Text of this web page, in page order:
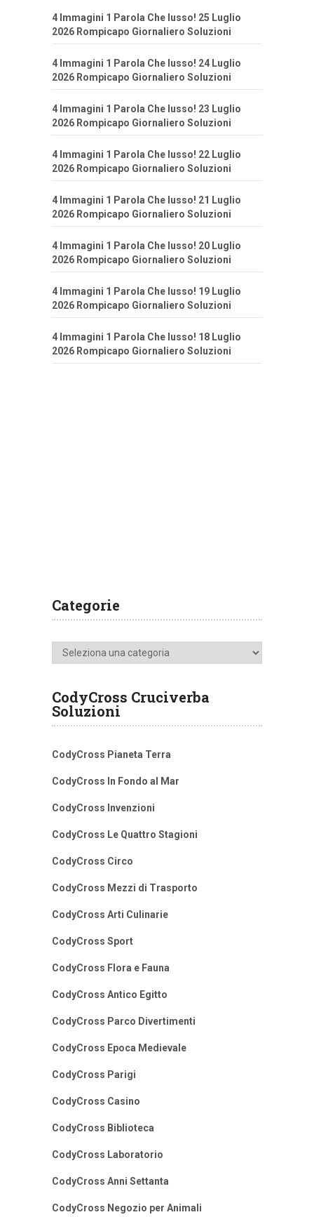
4 Immagini 1 Parola Che lusso! 25 Luglio
2026 Rompicapo Giornaliero Soluzioni
4 Immagini 1 Parola Che lusso! 24 Luglio
2026 Rompicapo Giornaliero Soluzioni
4 Immagini 1 Parola Che lusso! 23 Luglio
2026 Rompicapo Giornaliero Soluzioni
4 Immagini 1 Parola Che lusso! 22 Luglio
2026 Rompicapo Giornaliero Soluzioni
4 Immagini 1 Parola Che lusso! 21 Luglio
2026 Rompicapo Giornaliero Soluzioni
4 Immagini 1 Parola Che lusso! 20 Luglio
2026 Rompicapo Giornaliero Soluzioni
4 Immagini 1 Parola Che lusso! 19 Luglio
2026 Rompicapo Giornaliero Soluzioni
4 Immagini 1 Parola Che lusso! 18 Luglio
2026 Rompicapo Giornaliero Soluzioni
Categorie
Categorie
CodyCross Cruciverba
Soluzioni
CodyCross Pianeta Terra
CodyCross In Fondo al Mar
CodyCross Invenzioni
CodyCross Le Quattro Stagioni
CodyCross Circo
CodyCross Mezzi di Trasporto
CodyCross Arti Culinarie
CodyCross Sport
CodyCross Flora e Fauna
CodyCross Antico Egitto
CodyCross Parco Divertimenti
CodyCross Epoca Medievale
CodyCross Parigi
CodyCross Casino
CodyCross Biblioteca
CodyCross Laboratorio
CodyCross Anni Settanta
CodyCross Negozio per Animali